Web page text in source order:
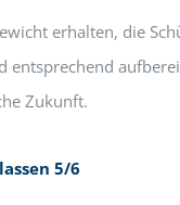
erhalten, die
entsprechend
Zukunft.
5/6